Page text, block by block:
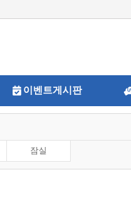
이벤트게시판
잠실